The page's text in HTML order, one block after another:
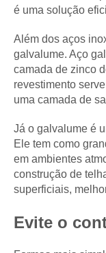
é uma solução
Além dos aços
galvalume. Aço
camada de zinco
revestimento
uma camada de
Já o galvalume é
Ele tem como
em ambientes
construção de
superficiais,
Evite o